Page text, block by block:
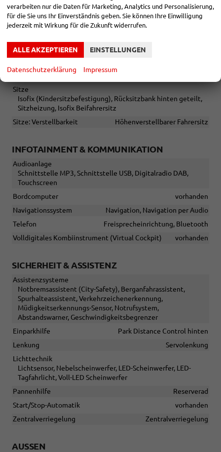
Irrtümer vorbehalten
Fensterheber
in Leder, höhenverstellbar, mit Multifunktionen
Sitze
Isofix (Kindersitzbefestigung), Rücksitzbank hinten geteilt,
Sitzheizung, Isofix Beifahrersitz
Sitze: Verstellbarkeit
Höhenverstellbarer Fahrersitz
INFOTAINMENT & KOMMUNIKATION
Audioanlage
Schnittstelle MP3, Schnittstelle USB, Digitalradio DAB,
Touchscreen
Bordcomputer
vorhanden
Navigationssystem
Navigation, Navigation per Audio
Telefon
Freisprecheinrichtung, Bluetooth
Volldigitales Kombiinstrument (Virtual Cockpit)
vorhanden
SICHERHEIT & ASSISTENZ
Assistenzsysteme
Notbremsassistent (City-Safety), Berganfahrassistent,
Spurhalteassistent, Verkehrzeichenerkennung,
Müdigkeitserkennungs-Sensor, Notrufsystem,
Abstandswarner, Geschwindigkeitsbegrenzer
Einparkhilfe
Park Distance Control hinten
Lenkung
Servolenkung
Lichttechnik
Lichtsensor, Nebelscheinwerfer, LED-Scheinwerfer, LED-
Tagfahrlicht, Voll-LED Scheinwerfer
Pannenhilfe
Reserverad
Start/Stop-Automatik
vorhanden
Zentralverriegelung
Zentralverriegelung
AUSSEN
verarbeiten nur die Daten für Marketing, Analytics und Personalisierung,
für die Sie uns Ihr Einverständnis geben. Sie können Ihre Einwilligung
jederzeit mit Wirkung für die Zukunft widerrufen.
ALLE AKZEPTIEREN EINSTELLUNGEN
Datenschutzerklärung Impressum